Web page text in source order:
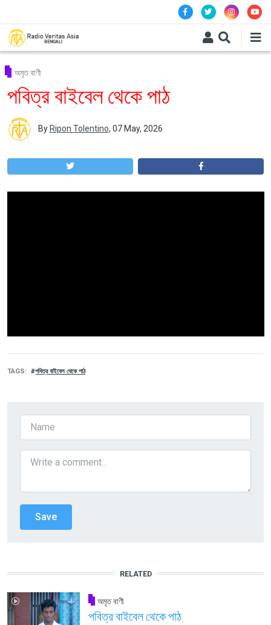
অমৃত বাণী
পবিত্র বাইবেল থেকে পাঠ
By Ripon Tolentino, 07 May, 2026
TAGS পবিত্র বাইবেল থেকে পাঠ
RELATED
অমৃত বাণী
পবিত্র বাইবেল থেকে পাঠ